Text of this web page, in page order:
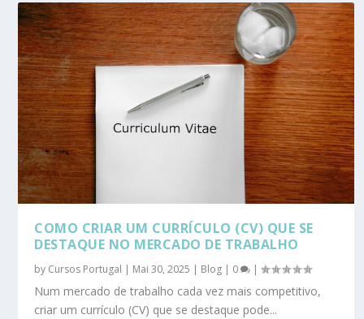
COMO CRIAR UM CURRÍCULO (CV) QUE SE
DESTAQUE NO MERCADO DE TRABALHO
by Cursos Portugal | Mai 30, 2025 | Blog | 0 |
Num mercado de trabalho cada vez mais competitivo,
criar um currículo (CV) que se destaque pode...